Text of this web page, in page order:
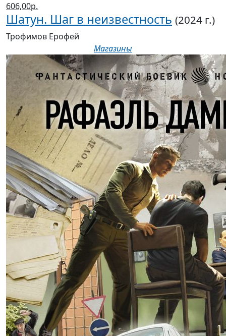
606,00р.
Шатун. Шаг в неизвестность (2024 г.)
Трофимов Ерофей
Магазины